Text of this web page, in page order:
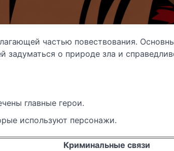
частью повествования.
задуматься о природе зла и
главные герои.
используют персонажи.
Криминальные связи